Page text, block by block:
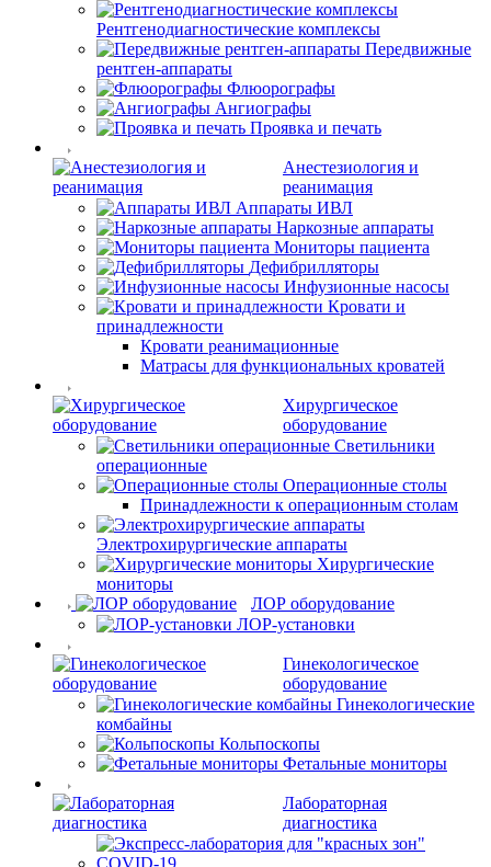
Рентгенодиагностические комплексы
Передвижные
рентген-аппараты
Флюорографы
Ангиографы
Проявка и печать
Анестезиология и
реанимация
Аппараты ИВЛ
Наркозные аппараты
Мониторы пациента
Дефибрилляторы
Инфузионные насосы
Кровати и
принадлежности
Кровати реанимационные
Матрасы для функциональных кроватей
Хирургическое
оборудование
Светильники
операционные
Операционные столы
Принадлежности к операционным столам
Электрохирургические аппараты
Хирургические
мониторы
ЛОР оборудование
ЛОР-установки
Гинекологическое
оборудование
Гинекологические
комбайны
Кольпоскопы
Фетальные мониторы
Лабораторная
диагностика